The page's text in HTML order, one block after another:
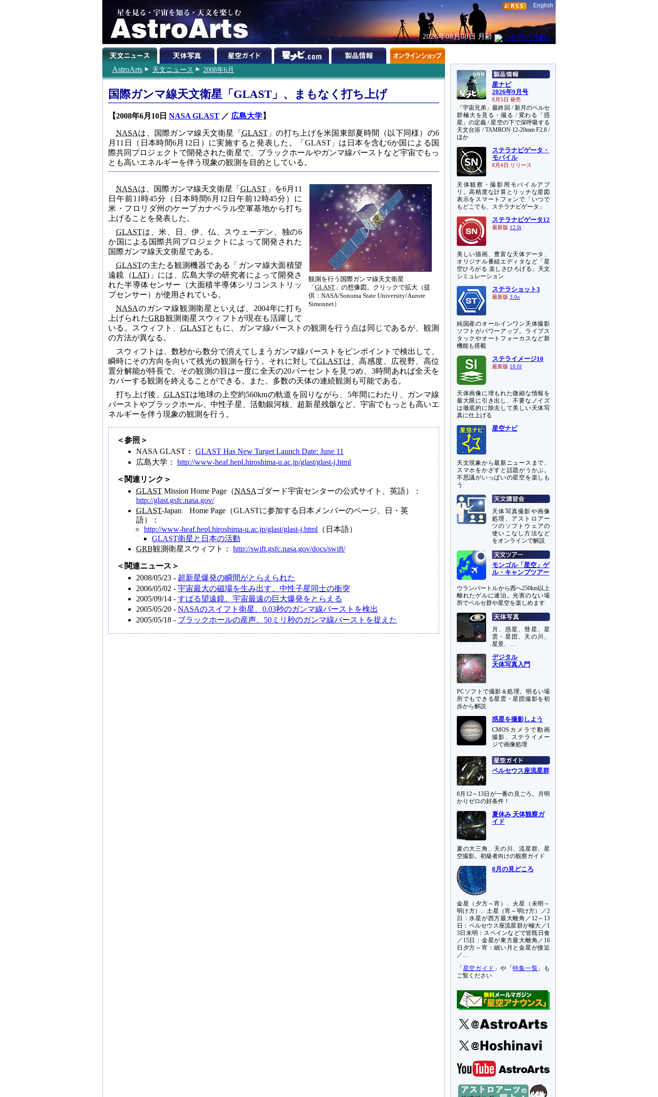
English
2026年08月08日 月齢
AstroArts 天文ニュース 2008年6月
国際ガンマ線天文衛星「GLAST」、まもなく打ち上げ
【2008年6月10日 NASA GLAST ／ 広島大学】
NASAは、国際ガンマ線天文衛星「 GLAST」の打ち上げを米国東部夏時間（以下同様）の6
月11日（日本時間6月12日）に実施すると発表した。「GLAST」は日本を含む6か国による国
際共同プロジェクトで開発された衛星で、ブラックホールやガンマ線バーストなど宇宙でもっ
とも高いエネルギーを伴う現象の観測を目的としている。
観測を行う国際ガンマ線天文衛星
「GLAST 」の想像図。クリックで拡大（提
供：NASA/Sonoma State University/Aurore
Simonnet）
NASAは、国際ガンマ線天文衛星「GLAST 」を6月11
日午前11時45分（日本時間6月12日午前12時45分）に
米・フロリダ州のケープカナベラル空軍基地から打ち
上げることを発表した。
GLASTは、米、日、伊、仏、スウェーデン、独の6
か国による国際共同プロジェクトによって開発された
国際ガンマ線天文衛星である。
GLASTの主たる観測機器である「ガンマ線大面積望
遠鏡（LAT)」には、広島大学の研究者によって開発さ
れた半導体センサー（大面積半導体シリコンストリッ
プセンサー）が使用されている。
NASAのガンマ線観測衛星といえば、2004年に打ち
上げられたGRB観測衛星スウィフトが現在も活躍して
いる。スウィフト、 GLASTともに、ガンマ線バーストの観測を行う点は同じであるが、観測
の方法が異なる。
スウィフトは、数秒から数分で消えてしまうガンマ線バーストをピンポイントで検出して、
瞬時にその方向を向いて残光の観測を行う。それに対してGLASTは、高感度、広視野、高位
置分解能が特長で、その観測の目は一度に全天の20パーセントを見つめ、3時間あれば全天を
カバーする観測を終えることができる。また、多数の天体の連続観測も可能である。
打ち上げ後、 GLASTは地球の上空約560kmの軌道を回りながら、5年間にわたり、ガンマ線
バーストやブラックホール、中性子星、活動銀河核、超新星残骸など、宇宙でもっとも高いエ
ネルギーを伴う現象の観測を行う。
＜参照＞
NASA GLAST： GLAST Has New Target Launch Date: June 11
広島大学： http://www-heaf.hepl.hiroshima-u.ac.jp/glast/glast-j.html
＜関連リンク＞
GLAST Mission Home Page（NASA ゴダード宇宙センターの公式サイト、英語）：
http://glast.gsfc.nasa.gov/
GLAST-Japan Home Page（GLASTに参加する日本メンバーのページ、日・英
語）：
http://www-heaf.hepl.hiroshima-u.ac.jp/glast/glast-j.html （日本語）
GLAST衛星と日本の活動
GRB観測衛星スウィフト： http://swift.gsfc.nasa.gov/docs/swift/
＜関連ニュース＞
2008/05/23 - 超新星爆発の瞬間がとらえられた
2006/05/02 - 宇宙最大の磁場を生み出す、中性子星同士の衝突
2005/09/14 - すばる望遠鏡、宇宙最遠の巨大爆発をとらえる
2005/05/20 - NASAのスイフト衛星、0.03秒のガンマ線バーストを検出
2005/05/18 - ブラックホールの産声、50ミリ秒のガンマ線バーストを捉えた
星ナビ
2026年9月号
8月5日 発売
「宇宙兄弟」最終回 / 新月のペルセ
群極大を見る・撮る / 変わる「惑
星」の定義 / 星空の下で深呼吸する
天文台浴 / TAMRON 12-20mm F2.8 /
ほか
ステラナビゲータ・
モバイル
8月4日 リリース
天体観察・撮影用モバイルアプ
リ。高精度な計算とリッチな星図
表示をスマートフォンで「いつで
もどこでも、ステラナビゲータ」
ステラナビゲータ12
最新版 12.0i
美しい描画、豊富な天体データ、
オリジナル番組エディタなど「星
空ひろがる 楽しさひろげる」天文
シミュレーション
ステラショット3
最新版 3.0o
純国産のオールインワン天体撮影
ソフトがパワーアップ。ライブス
タックやオートフォーカスなど新
機能も搭載
ステライメージ10
最新版 10.0f
天体画像に埋もれた微細な情報を
最大限に引き出し、不要なノイズ
は徹底的に除去して美しい天体写
真に仕上げる
星空ナビ
天文現象から最新ニュースまで、
スマホをかざすと話題がうかぶ。
不思議がいっぱいの星空を楽しも
う
天体写真撮影や画像
処理、アストロアー
ツのソフトウェアの
使いこなし方法など
をオンラインで解説
モンゴル「星空」ゲ
ル・キャンプツアー
ウランバートルから西へ250km以上
離れたゲルに連泊。光害のない場
所でペルセ群や星空を楽しめます
月、惑星、彗星、星
雲・星団、天の川、
星景、…
デジタル
天体写真入門
PCソフトで撮影＆処理。明るい場
所でもできる星雲・星団撮影を初
歩から解説
惑星を撮影しよう
CMOSカメラで動画
撮影、ステライメー
ジで画像処理
ペルセウス座流星群
8月12～13日が一番の見ごろ。月明
かりゼロの好条件！
夏休み 天体観察ガ
イド
夏の大三角、天の川、流星群、星
空撮影。初級者向けの観察ガイド
8月の見どころ
金星（夕方～宵）、火星（未明～
明け方）、土星（宵～明け方）／2
日：水星が西方最大離角／12～13
日：ペルセウス座流星群が極大／1
3日未明：スペインなどで皆既日食
／15日：金星が東方最大離角／16
日夕方～宵：細い月と金星が接近
／…
「 星空ガイド 」や「特集一覧 」も
ご覧ください